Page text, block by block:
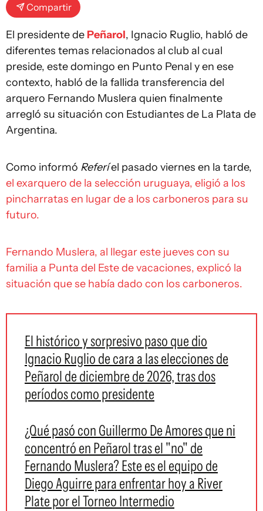
Compartir
El presidente de Peñarol, Ignacio Ruglio, habló de
diferentes temas relacionados al club al cual
preside, este domingo en Punto Penal y en ese
contexto, habló de la fallida transferencia del
arquero Fernando Muslera quien finalmente
arregló su situación con Estudiantes de La Plata de
Argentina.
Como informó Referíel pasado viernes en la tarde,
el exarquero de la selección uruguaya, eligió a los
pincharratas en lugar de a los carboneros para su
futuro.
Fernando Muslera, al llegar este jueves con su
familia a Punta del Este de vacaciones, explicó la
situación que se había dado con los carboneros.
El histórico y sorpresivo paso que dio
Ignacio Ruglio de cara a las elecciones de
Peñarol de diciembre de 2026, tras dos
períodos como presidente
¿Qué pasó con Guillermo De Amores que ni
concentró en Peñarol tras el "no" de
Fernando Muslera? Este es el equipo de
Diego Aguirre para enfrentar hoy a River
Plate por el Torneo Intermedio